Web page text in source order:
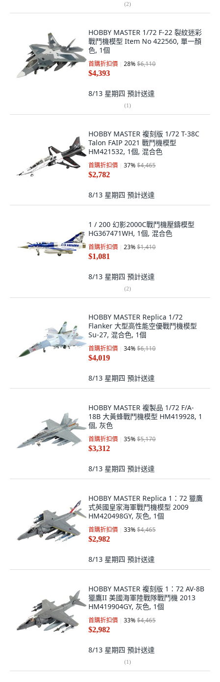
(2)
HOBBY MASTER 1/72 F-22 裂紋迷彩
戰鬥機模型 Item No 422560, 單一顏
色, 1個
首購折扣價 28%$6,110
$4,393
8/13 星期四 預計送達
(1)
HOBBY MASTER 複刻版 1/72 T-38C
Talon FAIP 2021 戰鬥機模型
HM421532, 1個, 混合色
首購折扣價 37%$4,465
$2,782
8/13 星期四 預計送達
1 / 200 幻影2000C戰鬥機壓鑄模型
HG367471WH, 1個, 混合色
首購折扣價 23%$1,410
$1,081
8/13 星期四 預計送達
(2)
HOBBY MASTER Replica 1/72
Flanker 大型高性能空優戰鬥機模型
Su-27, 混合色, 1個
首購折扣價 34%$6,110
$4,019
8/13 星期四 預計送達
HOBBY MASTER 複製品 1/72 F/A-
18B 大黃蜂戰鬥機模型 HM419928, 1
個, 灰色
首購折扣價 35%$5,170
$3,312
8/13 星期四 預計送達
HOBBY MASTER Replica 1：72 獵鷹
式英國皇家海軍戰鬥機模型 2009
HM420498GY, 灰色, 1個
首購折扣價 33%$4,465
$2,982
8/13 星期四 預計送達
HOBBY MASTER 複刻版 1：72 AV-8B
獵鷹II 美國海軍陸戰隊戰鬥機 2013
HM419904GY, 灰色, 1個
首購折扣價 33%$4,465
$2,982
8/13 星期四 預計送達
(1)